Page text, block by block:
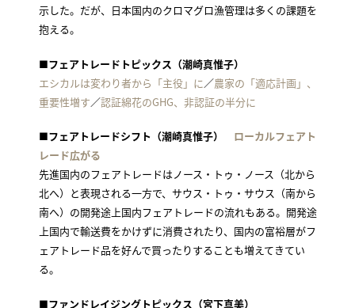
示した。だが、日本国内のクロマグロ漁管理は多くの課題を
抱える。
■フェアトレードトピックス（潮崎真惟子）
エシカルは変わり者から「主役」に／農家の「適応計画」、
重要性増す／認証綿花のGHG、非認証の半分に
■フェアトレードシフト（潮崎真惟子） ローカルフェアト
レード広がる
先進国内のフェアトレードはノース・トゥ・ノース（北から
北へ）と表現される一方で、サウス・トゥ・サウス（南から
南へ）の開発途上国内フェアトレードの流れもある。開発途
上国内で輸送費をかけずに消費されたり、国内の富裕層がフ
ェアトレード品を好んで買ったりすることも増えてきてい
る。
■ファンドレイジングトピックス（宮下真美）